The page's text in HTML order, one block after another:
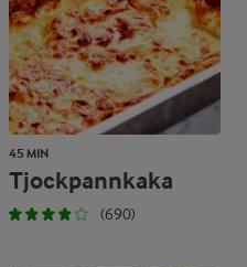
45 MIN
Tjockpannkaka
(690)